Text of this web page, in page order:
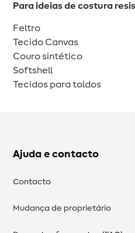
Para ideias de costura
Feltro
Tecido Canvas
Couro sintético
Softshell
Tecidos para toldos
Ajuda e contacto
Contacto
Mudança de proprietário